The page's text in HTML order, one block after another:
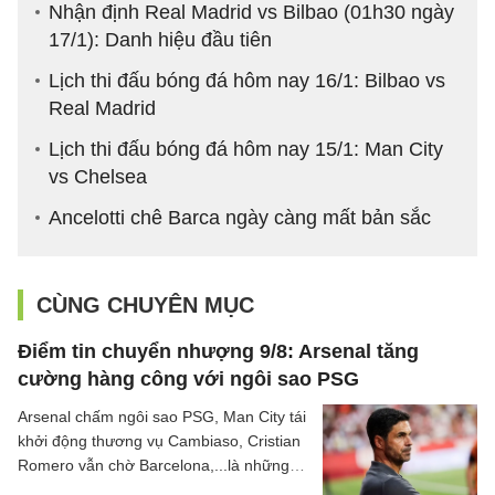
Nhận định Real Madrid vs Bilbao (01h30 ngày
17/1): Danh hiệu đầu tiên
Lịch thi đấu bóng đá hôm nay 16/1: Bilbao vs
Real Madrid
Lịch thi đấu bóng đá hôm nay 15/1: Man City
vs Chelsea
Ancelotti chê Barca ngày càng mất bản sắc
CÙNG CHUYÊN MỤC
Điểm tin chuyển nhượng 9/8: Arsenal tăng
cường hàng công với ngôi sao PSG
Arsenal chấm ngôi sao PSG, Man City tái
khởi động thương vụ Cambiaso, Cristian
Romero vẫn chờ Barcelona,...là những